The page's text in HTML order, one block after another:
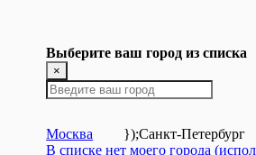
Выберите ваш город из списка
×
Москва });Санкт-Петербург
В списке нет моего города